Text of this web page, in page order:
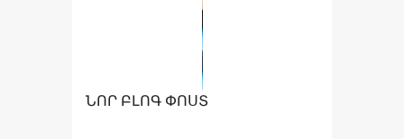
ՆՈՐ ԲԼՈԳ ՓՈՍՏ